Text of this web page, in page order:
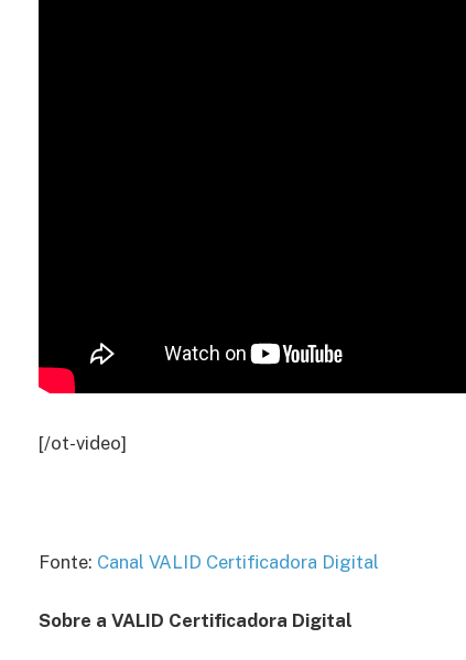
[/ot-video]
Fonte: Canal VALID Certificadora Digital
Sobre a VALID Certificadora Digital